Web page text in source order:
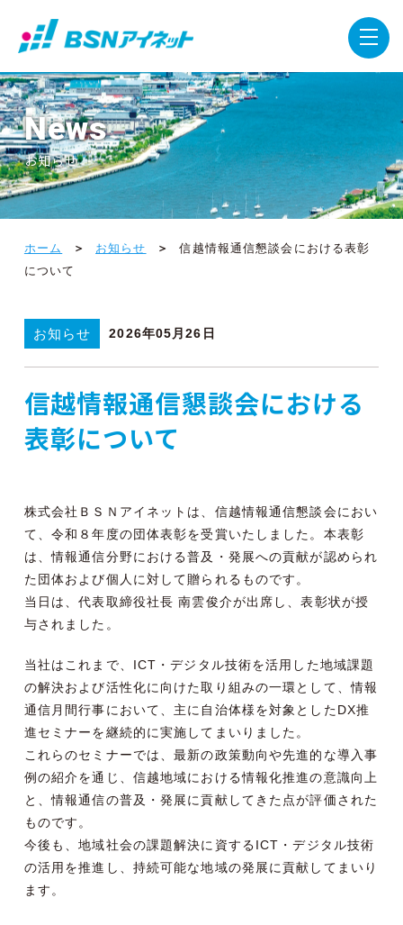
News
お知らせ
ホーム お知らせ
信越情報通信懇談会における表彰
について
お知らせ 2026年05月26日
信越情報通信懇談会における
表彰について
株式会社ＢＳＮアイネットは、信越情報通信懇談会におい
て、令和８年度の団体表彰を受賞いたしました。本表彰
は、情報通信分野における普及・発展への貢献が認められ
た団体および個人に対して贈られるものです。
当日は、代表取締役社長 南雲俊介が出席し、表彰状が授
与されました。
当社はこれまで、ICT・デジタル技術を活用した地域課題
の解決および活性化に向けた取り組みの一環として、情報
通信月間行事において、主に自治体様を対象としたDX推
進セミナーを継続的に実施してまいりました。
これらのセミナーでは、最新の政策動向や先進的な導入事
例の紹介を通じ、信越地域における情報化推進の意識向上
と、情報通信の普及・発展に貢献してきた点が評価された
ものです。
今後も、地域社会の課題解決に資するICT・デジタル技術
の活用を推進し、持続可能な地域の発展に貢献してまいり
ます。